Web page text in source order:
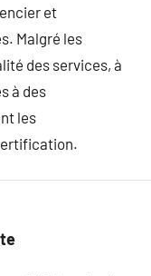
et
Malgré les
des services, à
à des
les